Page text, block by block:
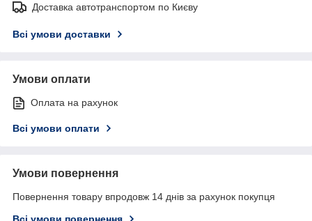
Доставка автотранспортом по Києву
Всі умови доставки
Умови оплати
Оплата на рахунок
Всі умови оплати
Умови повернення
Повернення товару впродовж 14 днів за рахунок покупця
Всі умови повернення